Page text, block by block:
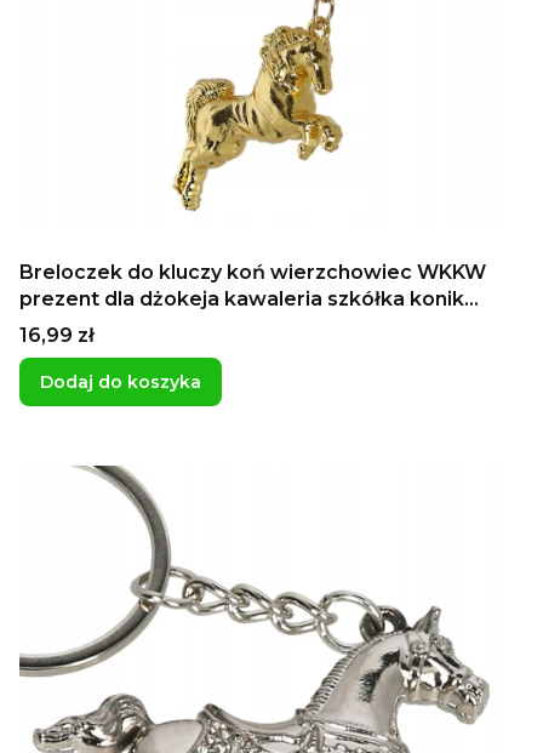
Breloczek do kluczy koń wierzchowiec WKKW
prezent dla dżokeja kawaleria szkółka konik
kucyk
Cena
16,99 zł
Dodaj do koszyka